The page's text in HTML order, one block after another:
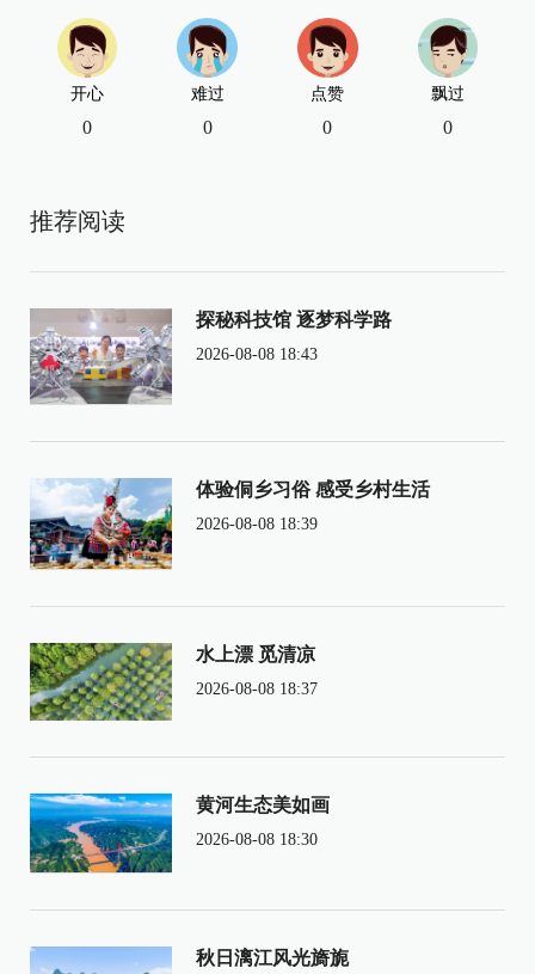
开心
0
难过
0
点赞
0
飘过
0
推荐阅读
探秘科技馆 逐梦科学路
2026-08-08 18:43
体验侗乡习俗 感受乡村生活
2026-08-08 18:39
水上漂 觅清凉
2026-08-08 18:37
黄河生态美如画
2026-08-08 18:30
秋日漓江风光旖旎